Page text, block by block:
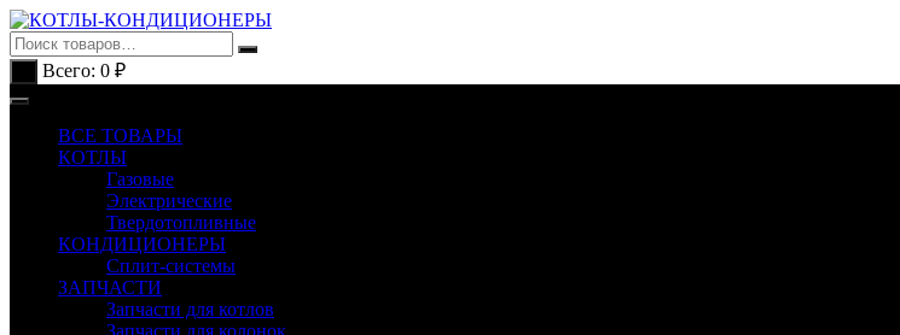
Перейти
к
содержимому
Всего: 0 ₽
ВСЕ ТОВАРЫ
КОТЛЫ
Газовые
Электрические
Твердотопливные
КОНДИЦИОНЕРЫ
Сплит-системы
ЗАПЧАСТИ
Запчасти для котлов
Запчасти для колонок